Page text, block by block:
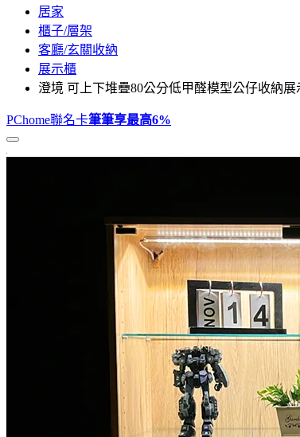
居家
櫃子/層架
客廳/玄關收納
展示櫃
澄境 可上下堆疊80公分低甲醛模型公仔收納
PChome聯名卡筆筆享最高6%